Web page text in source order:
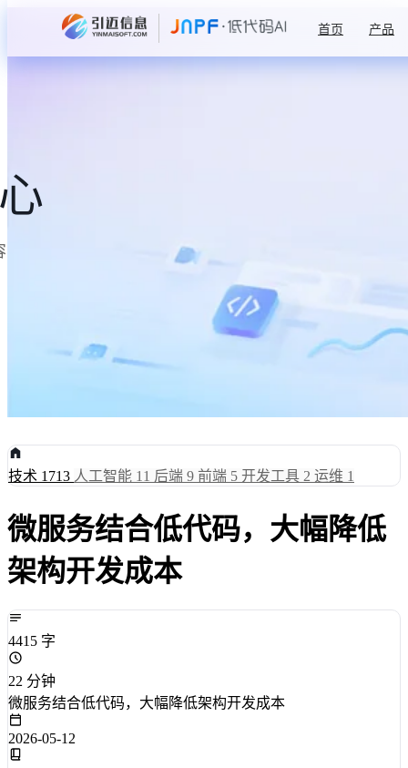
首页 产品
技术 1713 人工智能 11 后端 9 前端 5 开发工具 2 运维 1
微服务结合低代码，大幅降低
架构开发成本
4415 字
22 分钟
微服务结合低代码，大幅降低架构开发成本
2026-05-12